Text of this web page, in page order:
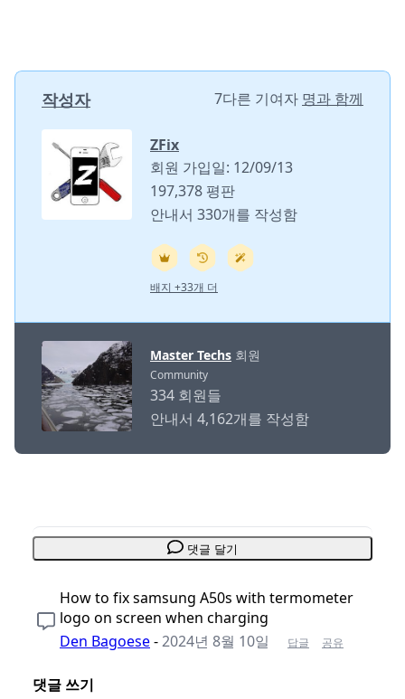
작성자 7다른 기여자 명과 함께
ZFix
회원 가입일: 12/09/13
197,378 평판
안내서 330개를 작성함
배지 +33개 더
Master Techs 회원
Community
334 회원들
안내서 4,162개를 작성함
댓글 달기
How to fix samsung A50s with termometer
logo on screen when charging
Den Bagoese-2024년 8월 10일 답글 공유
댓글 쓰기